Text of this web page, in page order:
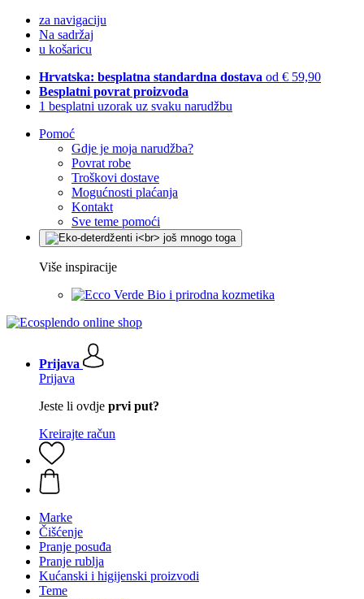
za navigaciju
Na sadržaj
u košaricu
Hrvatska: besplatna standardna dostava od € 59,90
Besplatni povrat proizvoda
1 besplatni uzorak uz svaku narudžbu
Pomoć
Gdje je moja narudžba?
Povrat robe
Troškovi dostave
Mogućnosti plaćanja
Kontakt
Sve teme pomoći
Više inspiracije
Bio i prirodna kozmetika
Prijava
Prijava
Jeste li ovdje prvi put?
Kreirajte račun
Marke
Čišćenje
Pranje posuđa
Pranje rublja
Kućanski i higijenski proizvodi
Teme